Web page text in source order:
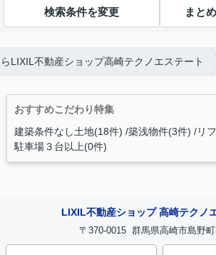
検索条件を変更 まと
LIXIL不動産ショップ高崎テクノエステート
おすすめこだわり特集
建築条件なし土地(18件) 築浅物件(3件) リ
駐車場３台以上(0件)
LIXIL不動産ショップ 高崎テクノ
〒370-0015 群馬県高崎市島野